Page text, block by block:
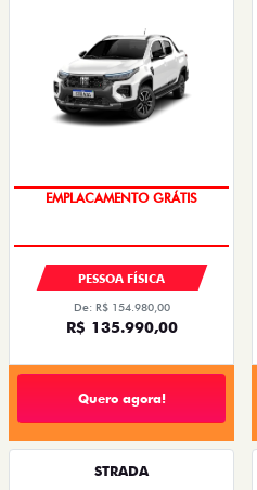
OPORTUNIDADE
PESSOA FÍSICA
De: R$ 154.980,00
R$ 135.990,00
Quero agora!
STRADA